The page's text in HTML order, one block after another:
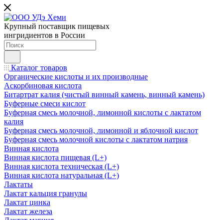
Крупный поставщик пищевых
ингридиентов в России
Каталог товаров
Органические кислоты и их производные
Аскорбиновая кислота
Битартрат калия (чистый винный камень, винный камень)
Буферные смеси кислот
Буферная смесь молочной, лимонной кислоты с лактатом
калия
Буферная смесь молочной, лимонной и яблочной кислот
Буферная смесь молочной кислоты с лактатом натрия
Винная кислота
Винная кислота пищевая (L+)
Винная кислота техническая (L+)
Винная кислота натуральная (L+)
Лактаты
Лактат кальция гранулы
Лактат цинка
Лактат железа